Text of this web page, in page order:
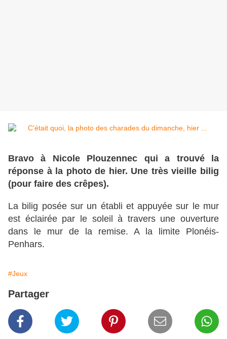
Bravo à Nicole Plouzennec qui a trouvé la
réponse à la photo de hier. Une très vieille bilig
(pour faire des crêpes).
La bilig posée sur un établi et appuyée sur le mur
est éclairée par le soleil à travers une ouverture
dans le mur de la remise. A la limite Plonéis-
Penhars.
#Jeux
Partager